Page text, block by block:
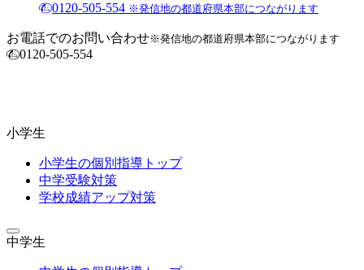
0120-505-554 ※発信地の都道府県本部につながります
お電話でのお問い合わせ※発信地の都道府県本部につながります
0120-505-554
小学生
小学生の個別指導トップ
中学受験対策
学校成績アップ対策
中学生